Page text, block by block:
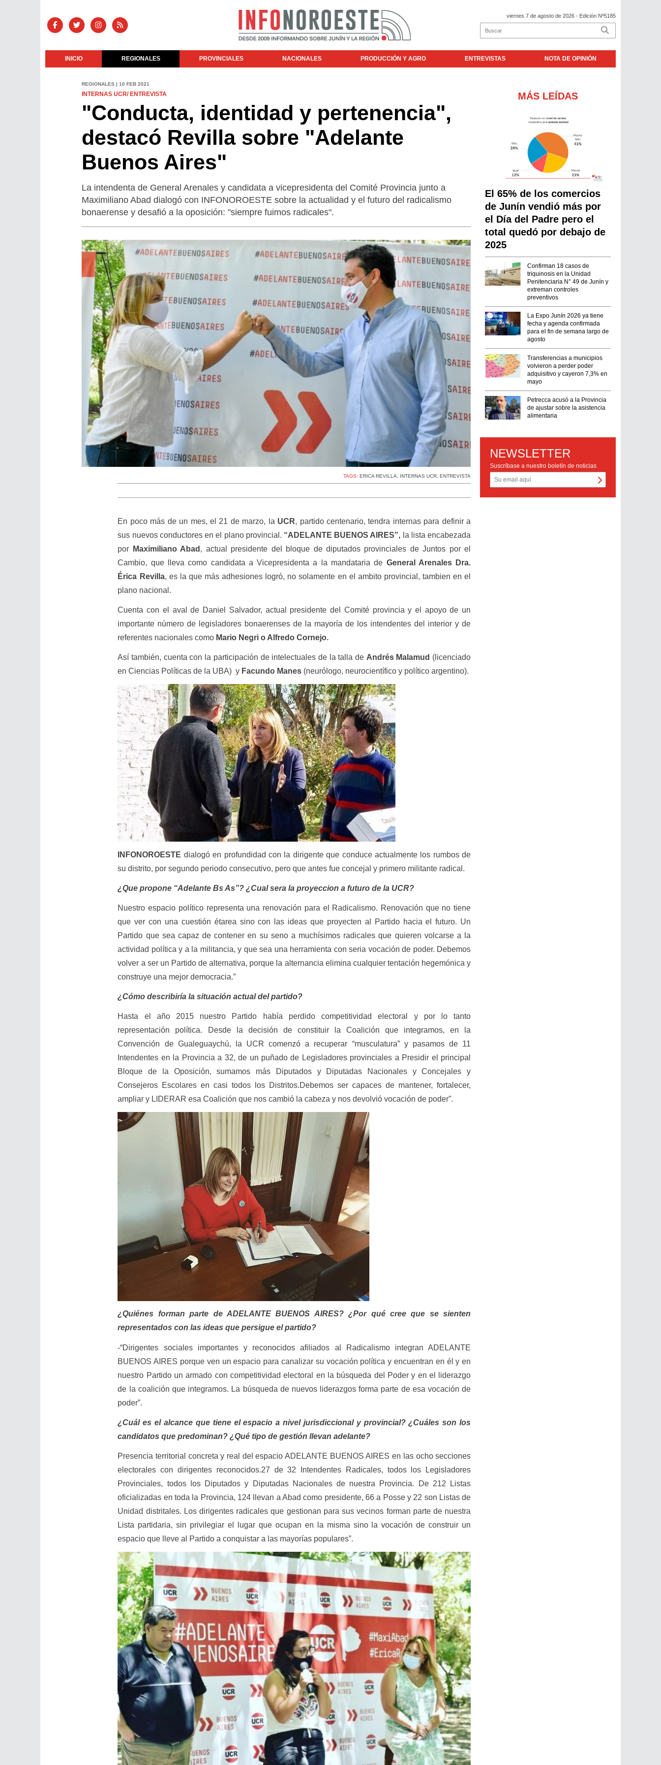
viernes 7 de agosto de 2026 - Edición Nº5185
INICIO REGIONALES PROVINCIALES NACIONALES PRODUCCIÓN Y AGRO ENTREVISTAS NOTA DE OPINIÓN
REGIONALES | 10 FEB 2021
INTERNAS UCR/ ENTREVISTA
"Conducta, identidad y pertenencia",
destacó Revilla sobre "Adelante
Buenos Aires"
La intendenta de General Arenales y candidata a vicepresidenta del Comité Provincia junto a
Maximiliano Abad dialogó con INFONOROESTE sobre la actualidad y el futuro del radicalismo
bonaerense y desafió a la oposición: "siempre fuimos radicales".
TAGS:ERICA REVILLA INTERNAS UCR ,ENTREVISTA
En poco más de un mes, el 21 de marzo, la UCR, partido centenario, tendra internas para definir a
sus nuevos conductores en el plano provincial. “ADELANTE BUENOS AIRES”, la lista encabezada
por
Maximiliano Abad , actual presidente del bloque de diputados provinciales de Juntos por el
Cambio, que lleva como candidata a Vicepresidenta a la mandataria de General Arenales Dra.
Érica Revilla, es la que más adhesiones logró, no solamente en el ambito provincial, tambien en el
plano nacional.
Cuenta con el aval de Daniel Salvador, actual presidente del Comité provincia y el apoyo de un
importante número de legisladores bonaerenses de la mayoría de los intendentes del interior y de
referentes nacionales como Mario Negri o Alfredo Cornejo.
Así también, cuenta con la participación de intelectuales de la talla de Andrés Malamud (licenciado
en Ciencias Políticas de la UBA) y Facundo Manes (neurólogo, neurocientífico y político argentino).
INFONOROESTE dialogó en profundidad con la dirigente que conduce actualmente los rumbos de
su distrito, por segundo periodo consecutivo, pero que antes fue concejal y primero militante radical.
¿Que propone “Adelante Bs As”? ¿Cual sera la proyeccion a futuro de la UCR?
Nuestro espacio político representa una renovación para el Radicalismo. Renovación que no tiene
que ver con una cuestión étarea sino con las ideas que proyecten al Partido hacia el futuro. Un
Partido que sea capaz de contener en su seno a muchísimos radicales que quieren volcarse a la
actividad política y a la militancia, y que sea una herramienta con seria vocación de poder. Debemos
volver a ser un Partido de alternativa, porque la alternancia elimina cualquier tentación hegemónica y
construye una mejor democracia.”
¿Cómo describiría la situación actual del partido?
Hasta el año 2015 nuestro Partido había perdido competitividad electoral y por lo tanto
representación política. Desde la decisión de constituir la Coalición que integramos, en la
Convención de Gualeguaychú, la UCR comenzó a recuperar “musculatura” y pasamos de 11
Intendentes en la Provincia a 32, de un puñado de Legisladores provinciales a Presidir el principal
Bloque de la Oposición, sumamos más Diputados y Diputadas Nacionales y Concejales y
Consejeros Escolares en casi todos los Distritos.Debemos ser capaces de mantener, fortalecer,
ampliar y LIDERAR esa Coalición que nos cambió la cabeza y nos devolvió vocación de poder”.
¿Quiénes forman parte de ADELANTE BUENOS AIRES? ¿Por qué cree que se sienten
representados con las ideas que persigue el partido?
-“Dirigentes sociales importantes y reconocidos afiliados al Radicalismo integran ADELANTE
BUENOS AIRES porque ven un espacio para canalizar su vocación política y encuentran en él y en
nuestro Partido un armado con competitividad electoral en la búsqueda del Poder y en el liderazgo
de la coalición que integramos. La búsqueda de nuevos liderazgos forma parte de esa vocación de
poder”.
¿Cuál es el alcance que tiene el espacio a nivel jurisdiccional y provincial? ¿Cuáles son los
candidatos que predominan? ¿Qué tipo de gestión llevan adelante?
Presencia territorial concreta y real del espacio ADELANTE BUENOS AIRES en las ocho secciones
electorales con dirigentes reconocidos.27 de 32 Intendentes Radicales, todos los Legisladores
Provinciales, todos los Diputados y Diputadas Nacionales de nuestra Provincia. De 212 Listas
oficializadas en toda la Provincia, 124 llevan a Abad como presidente, 66 a Posse y 22 son Listas de
Unidad distritales. Los dirigentes radicales que gestionan para sus vecinos forman parte de nuestra
Lista partidaria, sin privilegiar el lugar que ocupan en la misma sino la vocación de construir un
espacio que lleve al Partido a conquistar a las mayorías populares”.
MÁS LEÍDAS
El 65% de los comercios
de Junín vendió más por
el Día del Padre pero el
total quedó por debajo de
2025
Confirman 18 casos de
triquinosis en la Unidad
Penitenciaria N° 49 de Junín y
extreman controles
preventivos
La Expo Junín 2026 ya tiene
fecha y agenda confirmada
para el fin de semana largo de
agosto
Transferencias a municipios
volvieron a perder poder
adquisitivo y cayeron 7,3% en
mayo
Petrecca acusó a la Provincia
de ajustar sobre la asistencia
alimentaria
NEWSLETTER
Suscríbase a nuestro boletín de noticias